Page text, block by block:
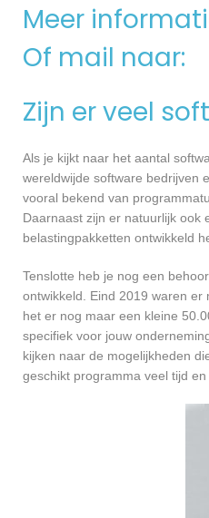
Meer
Of mail naar:
Zijn er veel
Als je kijkt naar het aantal
wereldwijde software bedrijven
vooral bekend van
Daarnaast zijn er natuurlijk ook
belastingpakketten ontwikkeld
Tenslotte heb je nog een
ontwikkeld. Eind 2019 waren
het er nog maar een kleine
specifiek voor jouw
kijken naar de mogelijkheden
geschikt programma veel tijd